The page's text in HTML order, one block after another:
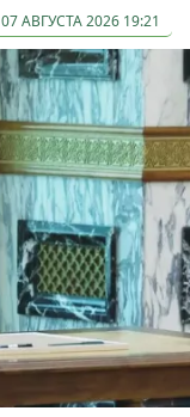
07 АВГУСТА 2026 19:21